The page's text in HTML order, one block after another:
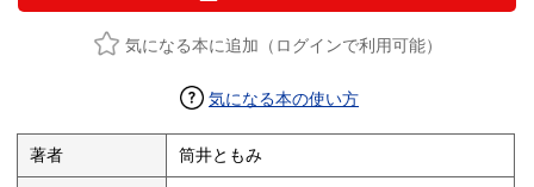
気になる本に追加（ログインで利用可能）
気になる本の使い方
著者 筒井ともみ